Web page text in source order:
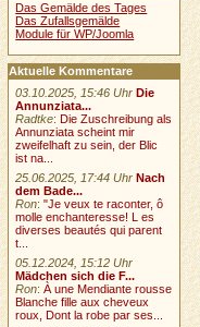
Das Gemälde des Tages
Das Zufallsgemälde
Module für WP/Joomla
Aktuelle Kommentare
03.10.2025, 15:46 Uhr Die
Annunziata...
Radtke: Die Zuschreibung als
Annunziata scheint mir
zweifelhaft zu sein, der Blic
ist na...
25.06.2025, 17:44 Uhr Nach
dem Bade...
Ron:"Je veux te raconter, ô
molle enchanteresse! L es
diverses beautés qui parent
t...
05.12.2024, 15:12 Uhr
Mädchen sich die F...
Ron:À une Mendiante rousse
Blanche fille aux cheveux
roux, Dont la robe par ses...